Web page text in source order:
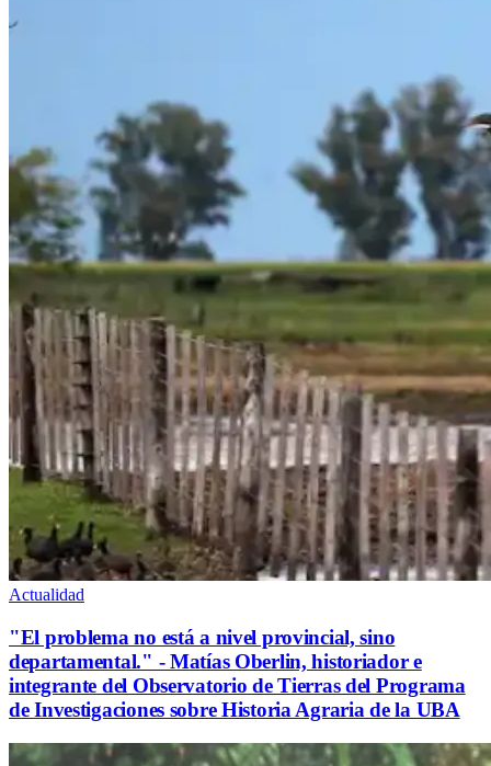
Actualidad
"El problema no está a nivel provincial, sino
departamental." - Matías Oberlin, historiador e
integrante del Observatorio de Tierras del Programa
de Investigaciones sobre Historia Agraria de la UBA